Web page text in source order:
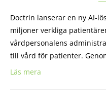
Doctrin lanserar en ny AI-
miljoner verkliga
vårdpersonalens
till vård för patienter.
Läs mera